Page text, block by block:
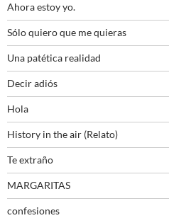
Ahora estoy yo.
Sólo quiero que me quieras
Una patética realidad
Decir adiós
Hola
History in the air (Relato)
Te extraño
MARGARITAS
confesiones